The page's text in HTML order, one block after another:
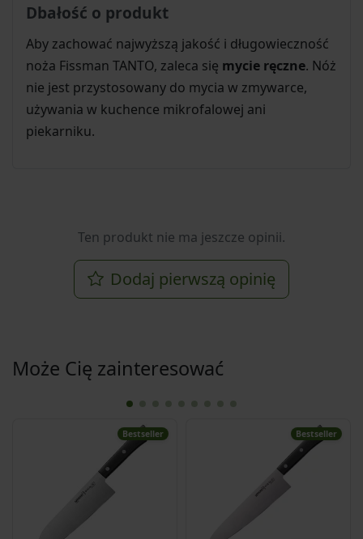
Dbałość o produkt
Aby zachować najwyższą jakość i długowieczność
noża Fissman TANTO, zaleca się mycie ręczne. Nóż
nie jest przystosowany do mycia w zmywarce,
używania w kuchence mikrofalowej ani
piekarniku.
Ten produkt nie ma jeszcze opinii.
Dodaj pierwszą opinię
Może Cię zainteresować
Bestseller Bestseller